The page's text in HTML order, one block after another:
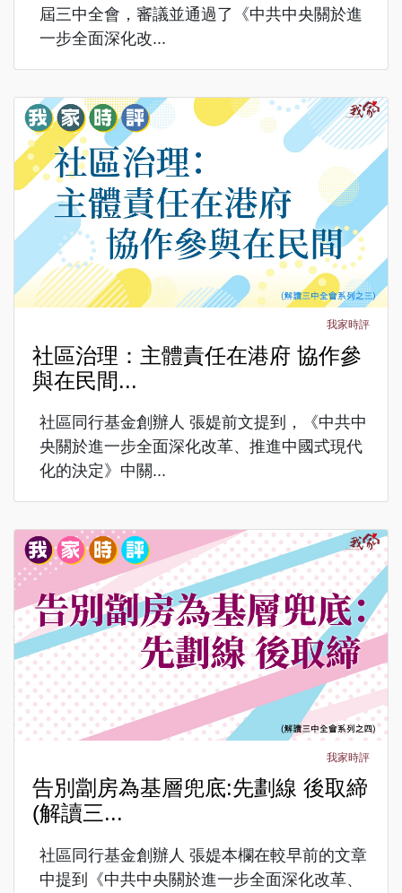
屆三中全會，審議並通過了《中共中央關於進
一步全面深化改...
我家時評
社區治理：主體責任在港府 協作參
與在民間...
社區同行基金創辦人 張媞前文提到，《中共中
央關於進一步全面深化改革、推進中國式現代
化的決定》中關...
我家時評
告別劏房為基層兜底:先劃線 後取締
(解讀三...
社區同行基金創辦人 張媞本欄在較早前的文章
中提到《中共中央關於進一步全面深化改革、